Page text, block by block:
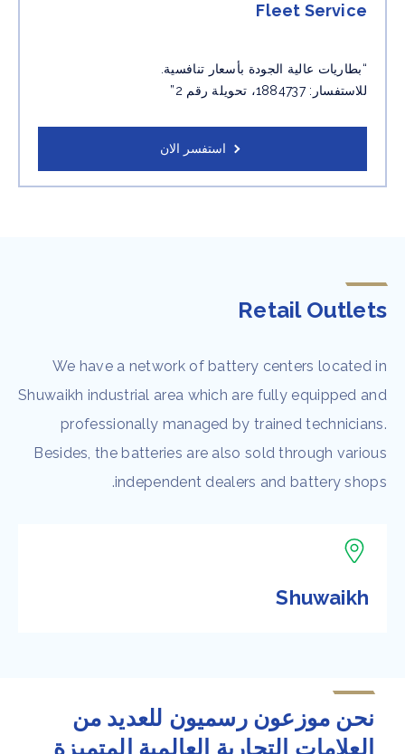
Fleet Service
“بطاريات عالية الجودة بأسعار تنافسية.
للاستفسار: 1884737، تحويلة رقم 2”
استفسر الان
Retail Outlets
We have a network of battery centers located in
Shuwaikh industrial area which are fully equipped and
professionally managed by trained technicians.
Besides, the batteries are also sold through various
independent dealers and battery shops.
Shuwaikh
نحن موزعون رسميون للعديد من
العلامات التجارية العالمية المتميزة